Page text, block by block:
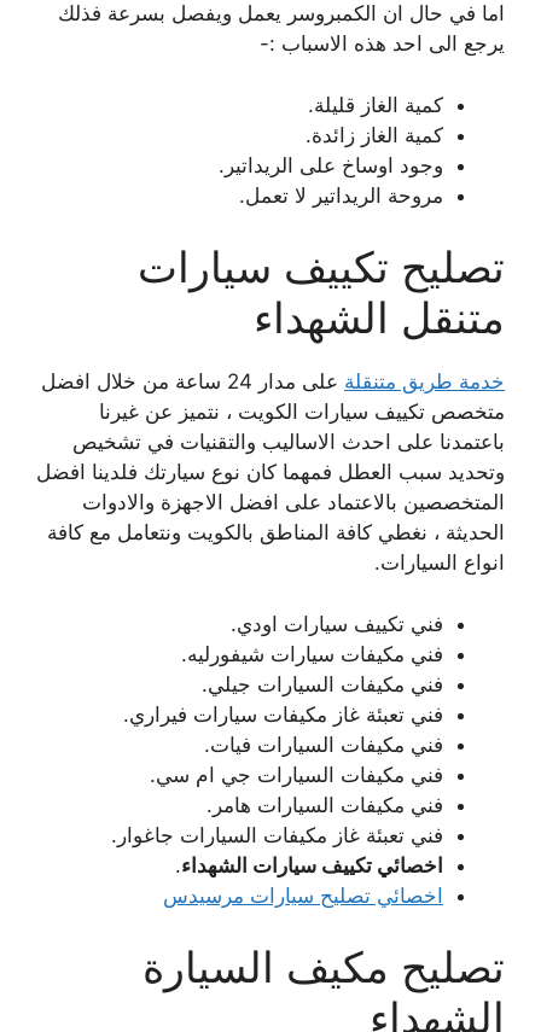
اما في حال ان الكمبروسر يعمل ويفصل بسرعة فذلك
يرجع الى احد هذه الاسباب :-
كمية الغاز قليلة.
كمية الغاز زائدة.
وجود اوساخ على الريداتير.
مروحة الريداتير لا تعمل.
تصليح تكييف سيارات
متنقل الشهداء
خدمة طريق متنقلة
على مدار 24 ساعة من خلال افضل
متخصص تكييف سيارات الكويت ، نتميز عن غيرنا
باعتمدنا على احدث الاساليب والتقنيات في تشخيص
وتحديد سبب العطل فمهما كان نوع سيارتك فلدينا افضل
المتخصصين بالاعتماد على افضل الاجهزة والادوات
الحديثة ، نغطي كافة المناطق بالكويت ونتعامل مع كافة
انواع السيارات.
فني تكييف سيارات اودي.
فني مكيفات سيارات شيفورليه.
فني مكيفات السيارات جيلي.
فني تعبئة غاز مكيفات سيارات فيراري.
فني مكيفات السيارات فيات.
فني مكيفات السيارات جي ام سي.
فني مكيفات السيارات هامر.
فني تعبئة غاز مكيفات السيارات جاغوار.
اخصائي تكييف سيارات الشهداء.
اخصائي تصليح سيارات مرسيدس
تصليح مكيف السيارة
الشهداء